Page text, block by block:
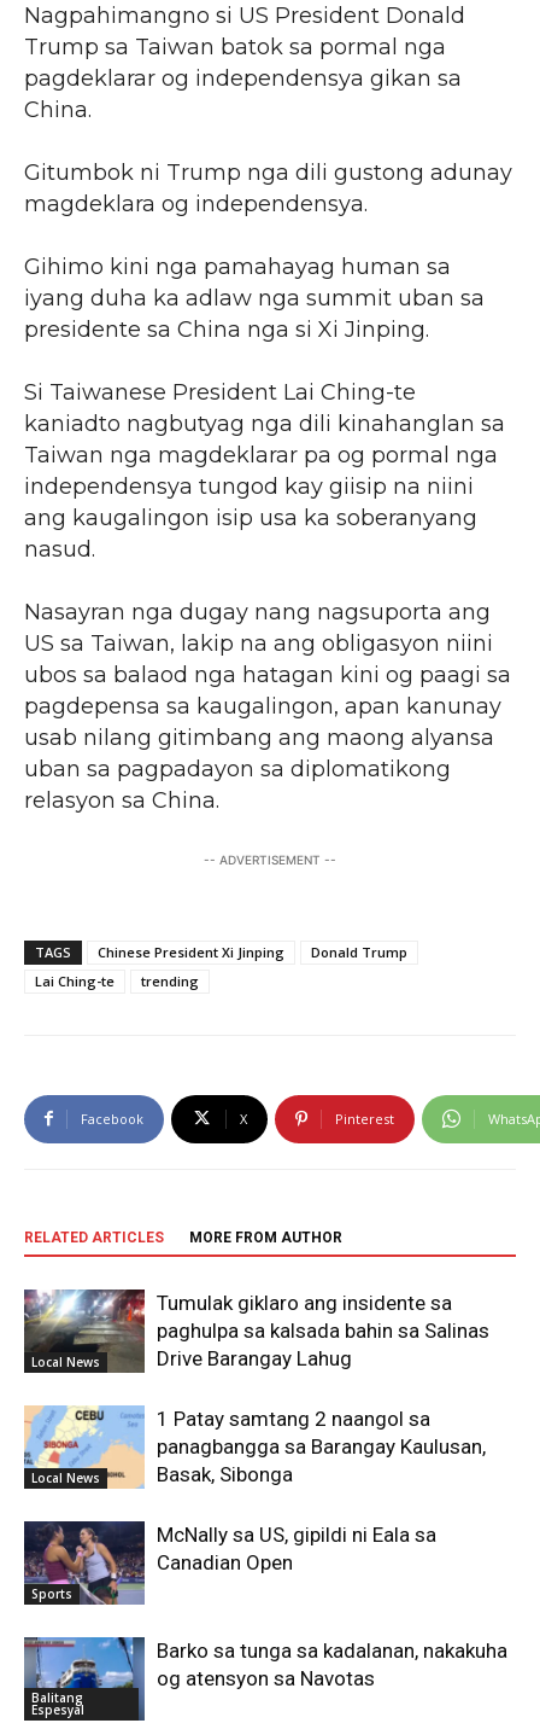
Nagpahimangno si US President Donald
Trump sa Taiwan batok sa pormal nga
pagdeklarar og independensya gikan sa
China.
Gitumbok ni Trump nga dili gustong adunay
magdeklara og independensya.
Gihimo kini nga pamahayag human sa
iyang duha ka adlaw nga summit uban sa
presidente sa China nga si Xi Jinping.
Si Taiwanese President Lai Ching-te
kaniadto nagbutyag nga dili kinahanglan sa
Taiwan nga magdeklarar pa og pormal nga
independensya tungod kay giisip na niini
ang kaugalingon isip usa ka soberanyang
nasud.
Nasayran nga dugay nang nagsuporta ang
US sa Taiwan, lakip na ang obligasyon niini
ubos sa balaod nga hatagan kini og paagi sa
pagdepensa sa kaugalingon, apan kanunay
usab nilang gitimbang ang maong alyansa
uban sa pagpadayon sa diplomatikong
relasyon sa China.
-- ADVERTISEMENT --
TAGS Chinese President Xi Jinping
Donald Trump
Lai Ching-te
trending
Facebook X Pinterest
RELATED ARTICLES MORE FROM AUTHOR
Local News
Tumulak giklaro ang insidente sa
paghulpa sa kalsada bahin sa Salinas
Drive Barangay Lahug
Local News
1 Patay samtang 2 naangol sa
panagbangga sa Barangay Kaulusan,
Basak, Sibonga
Sports
McNally sa US, gipildi ni Eala sa
Canadian Open
Balitang
Espesyal
Barko sa tunga sa kadalanan, nakakuha
og atensyon sa Navotas